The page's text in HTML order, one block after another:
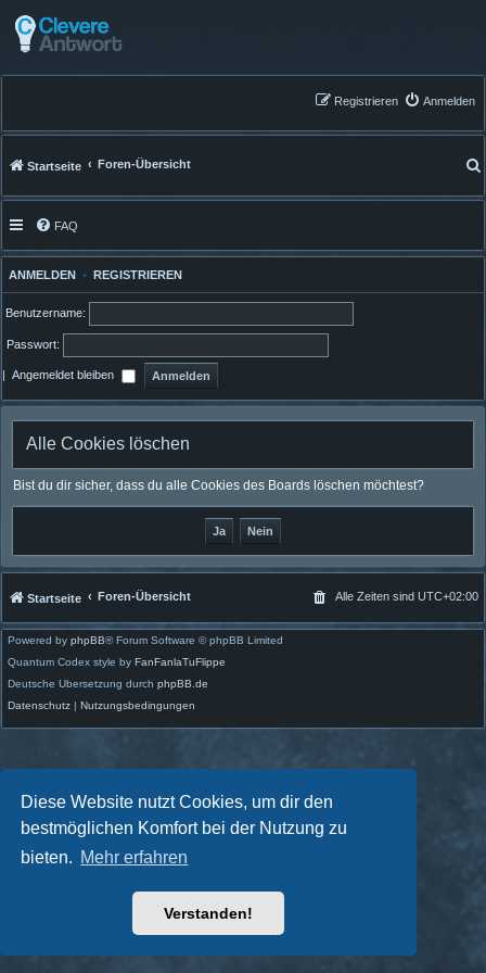
Diese Website nutzt Cookies, um dir den
bestmöglichen Komfort bei der Nutzung zu
bieten. Mehr erfahren
Verstanden!
Anmelden
Registrieren
Startseite Foren-Übersicht
FAQ
ANMELDEN • REGISTRIEREN
Benutzername:
Passwort:
| Angemeldet bleiben
Alle Cookies löschen
Bist du dir sicher, dass du alle Cookies des Boards löschen möchtest?
Startseite Foren-Übersicht Alle Zeiten sind UTC+02:00
Powered by phpBB® Forum Software © phpBB Limited
Quantum Codex style by FanFanlaTuFlippe
Deutsche Übersetzung durch phpBB.de
Datenschutz | Nutzungsbedingungen